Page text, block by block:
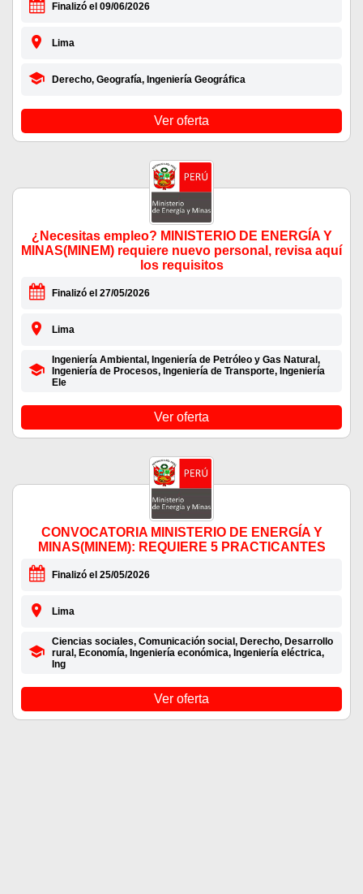
Finalizó el 09/06/2026
Lima
Derecho, Geografía, Ingeniería Geográfica
Ver oferta
¿Necesitas empleo? MINISTERIO DE ENERGÍA Y
MINAS(MINEM) requiere nuevo personal, revisa aquí
los requisitos
Finalizó el 27/05/2026
Lima
Ingeniería Ambiental, Ingeniería de Petróleo y Gas Natural,
Ingeniería de Procesos, Ingeniería de Transporte, Ingeniería
Ele
Ver oferta
CONVOCATORIA MINISTERIO DE ENERGÍA Y
MINAS(MINEM): REQUIERE 5 PRACTICANTES
Finalizó el 25/05/2026
Lima
Ciencias sociales, Comunicación social, Derecho, Desarrollo
rural, Economía, Ingeniería económica, Ingeniería eléctrica,
Ing
Ver oferta